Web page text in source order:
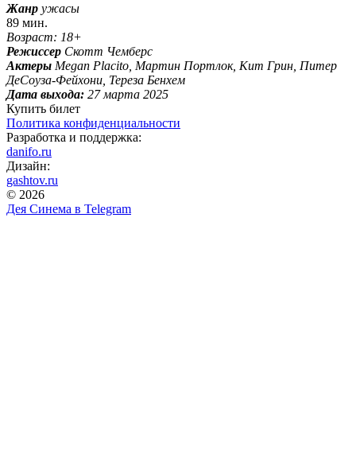
Жанр ужасы
89 мин.
Возраст: 18+
Режиссер Скотт Чемберс
Актеры Megan Placito, Мартин Портлок, Кит Грин, Питер
ДеСоуза-Фейхони, Тереза Бенхем
Дата выхода: 27 марта 2025
Купить билет
Политика конфиденциальности
Разработка и поддержка:
danifo.ru
Дизайн:
gashtov.ru
© 2026
Дея Синема в Telegram